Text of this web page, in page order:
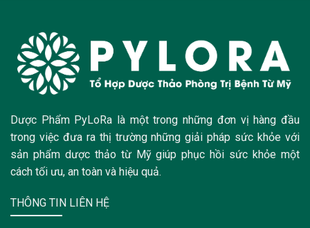
Dược Phẩm PyLoRa là một trong những đơn vị hàng đầu
trong việc đưa ra thị trường những giải pháp sức khỏe với
sản phẩm dược thảo từ Mỹ giúp phục hồi sức khỏe một
cách tối ưu, an toàn và hiệu quả.
THÔNG TIN LIÊN HỆ